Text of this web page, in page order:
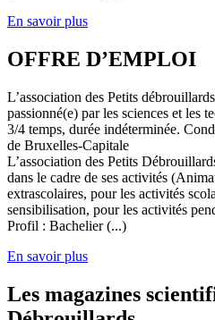
En savoir plus
OFFRE D’EMPLOI
L’association des Petits
passionné(e) par les sciences et les
3/4 temps, durée indéterminée.
de Bruxelles-Capitale
L’association des Petits
dans le cadre de ses activités
extrascolaires, pour les activités
sensibilisation, pour les activités
Profil : Bachelier (...)
En savoir plus
Les magazines